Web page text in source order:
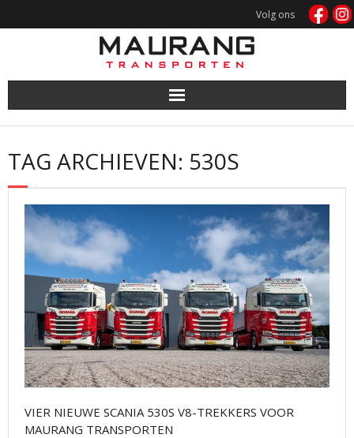
Volg ons
TAG ARCHIEVEN: 530S
VIER NIEUWE SCANIA 530S V8-TREKKERS VOOR
MAURANG TRANSPORTEN